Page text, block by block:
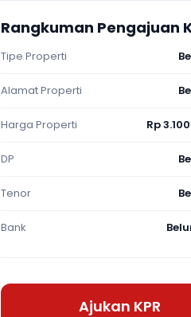
Rangkuman Pengajuan
Tipe Properti
Alamat Properti
Harga Properti Rp
DP
Tenor
Bank
Ajukan KPR